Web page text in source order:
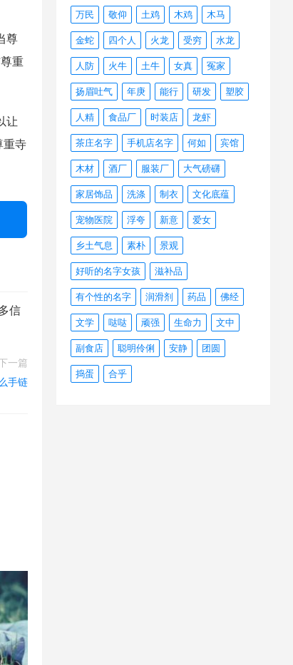
尊
重
让
重寺
信
一篇
手链
万民 敬仰 土鸡 木鸡 木马
金蛇 四个人 火龙 受穷 水龙
人防 火牛 土牛 女真 冤家
扬眉吐气 年庚 能行 研发 塑胶
人精 食品厂 时装店 龙虾
茶庄名字 手机店名字 何如 宾馆
木材 酒厂 服装厂 大气磅礴
家居饰品 洗涤 制衣 文化底蕴
宠物医院 浮夸 新意 爱女
乡土气息 素朴 景观
好听的名字女孩 滋补品
有个性的名字 润滑剂 药品 佛经
文学 哒哒 顽强 生命力 文中
副食店 聪明伶俐 安静 团圆
捣蛋 合乎